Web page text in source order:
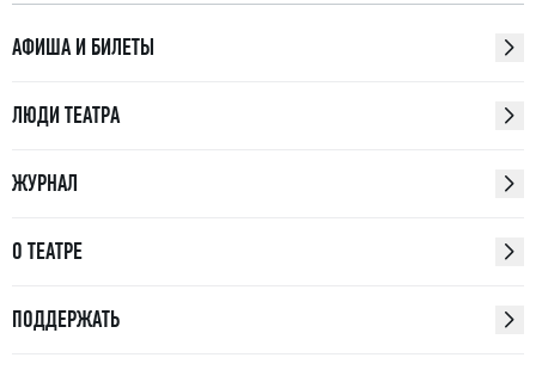
АФИША И БИЛЕТЫ
ЛЮДИ ТЕАТРА
ЖУРНАЛ
О ТЕАТРЕ
ПОДДЕРЖАТЬ